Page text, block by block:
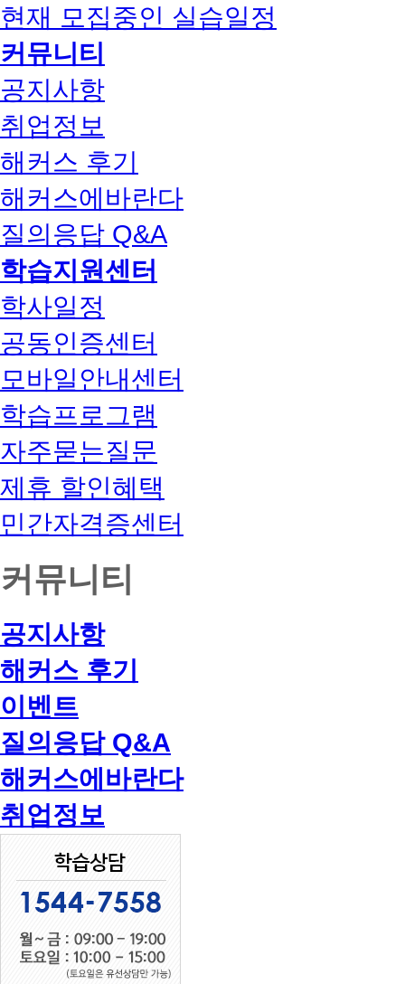
현재 모집중인 실습일정
커뮤니티
공지사항
취업정보
해커스 후기
해커스에바란다
질의응답 Q&A
학습지원센터
학사일정
공동인증센터
모바일안내센터
학습프로그램
자주묻는질문
제휴 할인혜택
민간자격증센터
커뮤니티
공지사항
해커스 후기
이벤트
질의응답 Q&A
해커스에바란다
취업정보